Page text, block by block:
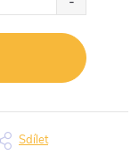
Sdílet